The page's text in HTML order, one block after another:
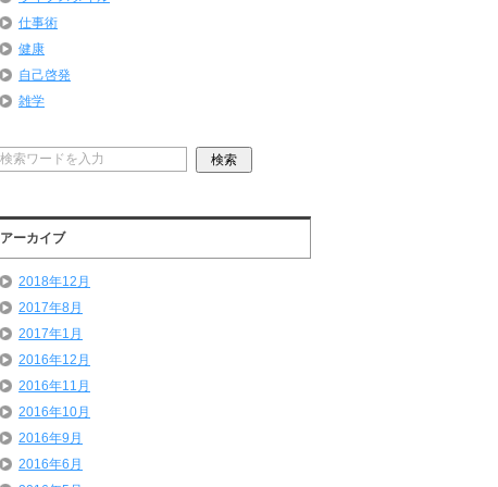
仕事術
健康
自己啓発
雑学
アーカイブ
2018年12月
2017年8月
2017年1月
2016年12月
2016年11月
2016年10月
2016年9月
2016年6月